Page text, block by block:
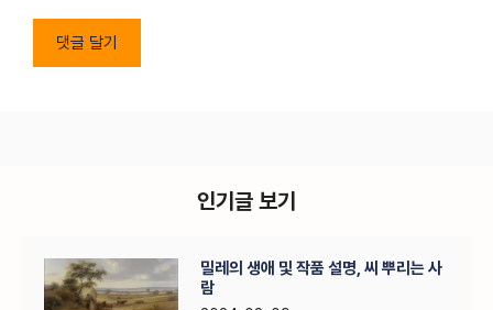
인기글 보기
밀레의 생애 및 작품 설명, 씨 뿌리는 사
람